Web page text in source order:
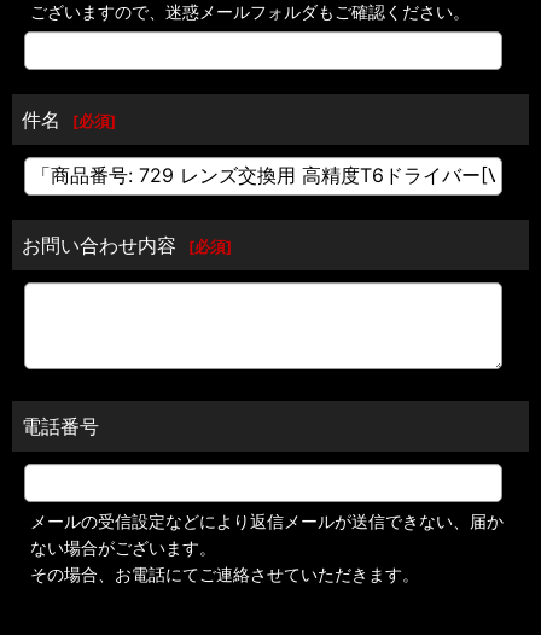
ございますので、迷惑メールフォルダもご確認ください。
件名 [必須]
お問い合わせ内容 [必須]
電話番号
メールの受信設定などにより返信メールが送信できない、届か
ない場合がございます。
その場合、お電話にてご連絡させていただきます。